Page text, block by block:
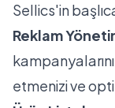
Sellics'in
Reklam
etmenizi ve